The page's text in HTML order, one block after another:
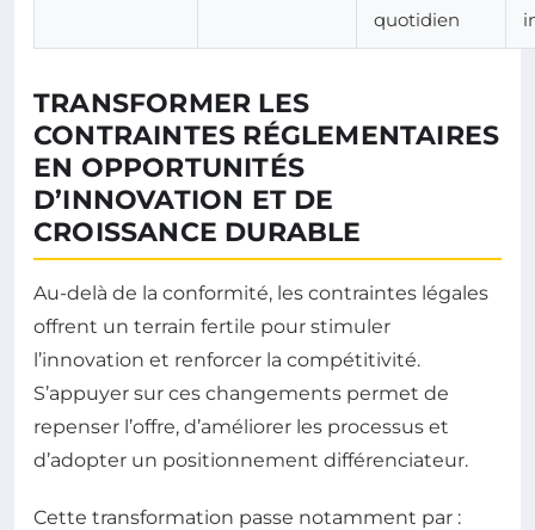
quotidien
TRANSFORMER LES
CONTRAINTES RÉGLEMENTAIRES
EN OPPORTUNITÉS
D’INNOVATION ET DE
CROISSANCE DURABLE
Au-delà de la conformité, les contraintes légales
offrent un terrain fertile pour stimuler
l’innovation et renforcer la compétitivité.
S’appuyer sur ces changements permet de
repenser l’offre, d’améliorer les processus et
d’adopter un positionnement différenciateur.
Cette transformation passe notamment par :